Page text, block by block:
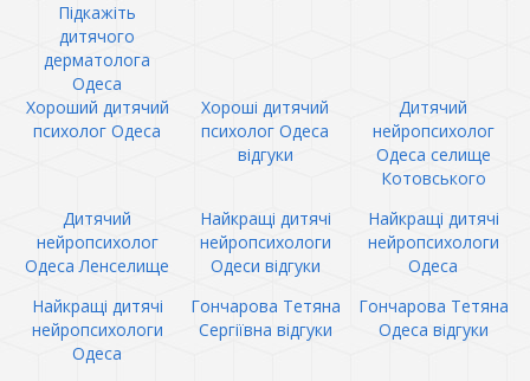
Підкажіть
дитячого
дерматолога
Одеса
Хороший дитячий
психолог Одеса
Хороші дитячий
психолог Одеса
відгуки
Дитячий
нейропсихолог
Одеса селище
Котовського
Дитячий
нейропсихолог
Одеса Ленселище
Найкращі дитячі
нейропсихологи
Одеси відгуки
Найкращі дитячі
нейропсихологи
Одеса
Найкращі дитячі
нейропсихологи
Одеса
Гончарова Тетяна
Сергіївна відгуки
Гончарова Тетяна
Одеса відгуки